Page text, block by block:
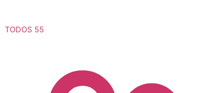
TODOS 55